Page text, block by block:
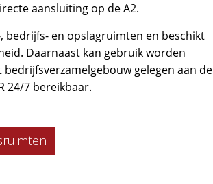
aansluiting op de A2.
bedrijfs- en opslagruimten en beschikt
Daarnaast kan gebruik worden
bedrijfsverzamelgebouw gelegen aan de
24/7 bereikbaar.